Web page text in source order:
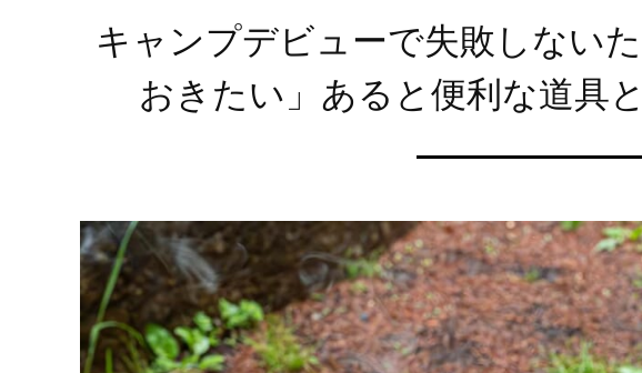
キャンプデビューで失敗しない
おきたい」あると便利な道具